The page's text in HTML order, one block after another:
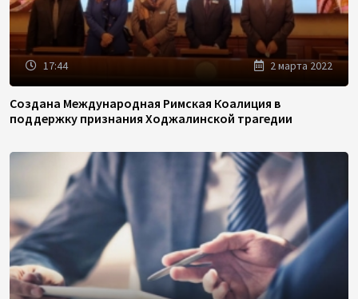
17:44 2 марта 2022
Создана Международная Римская Коалиция в
поддержку признания Ходжалинской трагедии